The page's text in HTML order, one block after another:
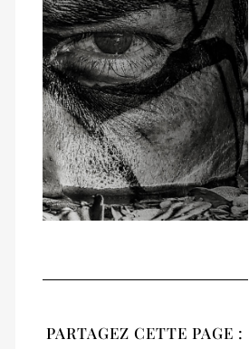
NATIVES
Notre recueil 2020
PARTAGEZ CETTE PAGE :